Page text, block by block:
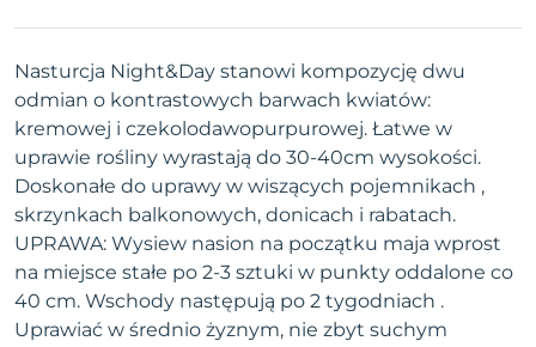
Nasturcja Night&Day stanowi kompozycję dwu
odmian o kontrastowych barwach kwiatów:
kremowej i czekolodawopurpurowej. Łatwe w
uprawie rośliny wyrastają do 30-40cm wysokości.
Doskonałe do uprawy w wiszących pojemnikach ,
skrzynkach balkonowych, donicach i rabatach.
UPRAWA: Wysiew nasion na początku maja wprost
na miejsce stałe po 2-3 sztuki w punkty oddalone co
40 cm. Wschody następują po 2 tygodniach .
Uprawiać w średnio żyznym, nie zbyt suchym